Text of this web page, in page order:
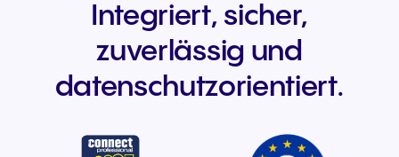
Integriert, sicher,
zuverlässig und
datenschutzorientiert.